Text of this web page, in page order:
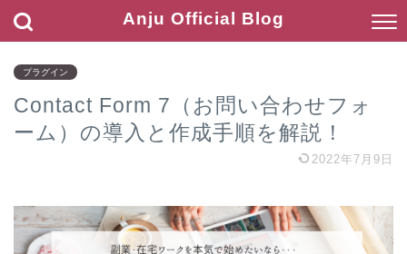
Anju Official Blog
プラグイン
Contact Form 7（お問い合わせフォ
ーム）の導入と作成手順を解説！
2022年7月9日